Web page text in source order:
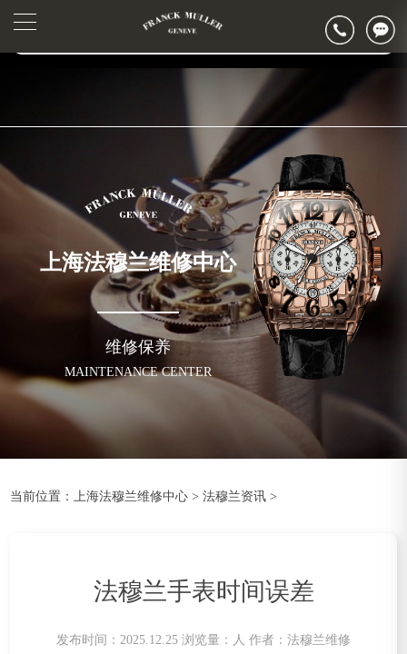
▲
▼
2026年6月法穆兰上海市售后服务网络优化升级公告
2026年6月上海市法穆兰官方售后客户服务热线：400-006-0073
节假日正常营业！
上海法穆兰维修中心
维修保养
MAINTENANCE CENTER
当前位置： 上海法穆兰维修中心 >法穆兰资讯 >
法穆兰手表时间误差
发布时间：2025.12.25 浏览量： 人 作者：法穆兰维修